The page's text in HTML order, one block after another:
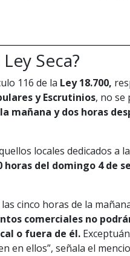
Seca?
116 de la Ley 18.700,
y Escrutinios, no se
mañana y dos horas
locales dedicados a
horas del domingo 4 de
cinco horas de la
comerciales no
o fuera de él.
en ellos”, señala el